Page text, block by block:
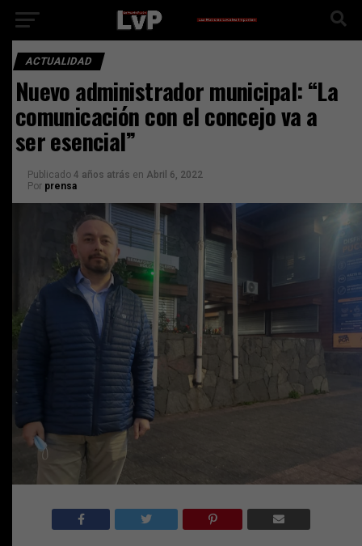
ACTUALIDAD
Nuevo administrador municipal: “La
comunicación con el concejo va a
ser esencial”
Publicado 4 años atrás en Abril 6, 2022
Por prensa